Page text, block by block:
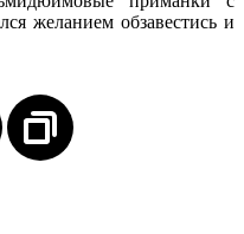
желанием обзавестись и